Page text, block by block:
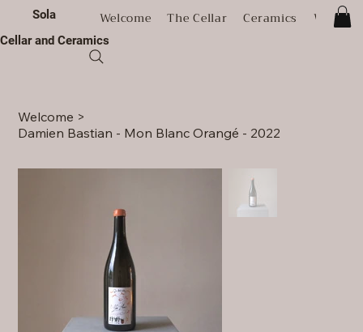
Cellar and Ceramics
Sola Welcome The Cellar Ceramics
Welcome >
Damien Bastian - Mon Blanc Orangé - 2022